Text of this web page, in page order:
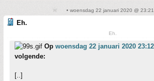
• woensdag 22 januari 2020 @ 23:21
Eh.
Eh.
Op woensdag 22 januari 2020 23:12
volgende:
[..]